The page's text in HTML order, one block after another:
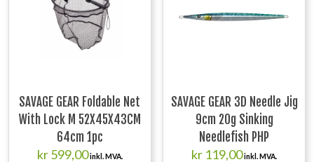
SAVAGE GEAR Foldable Net
With Lock M 52X45X43CM
64cm 1pc
kr599,00inkl. MVA.
SAVAGE GEAR 3D Needle Jig
9cm 20g Sinking
Needlefish PHP
kr 119,00inkl. MVA.